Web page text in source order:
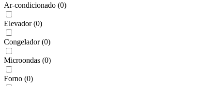
Ar-condicionado (0)
Elevador (0)
Congelador (0)
Microondas (0)
Forno (0)